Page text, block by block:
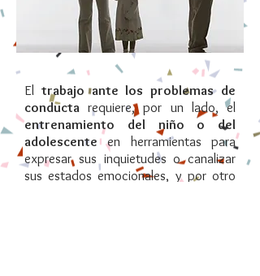
El trabajo ante los problemas de
conducta requiere, por un lado, el
entrenamiento del niño o del
adolescenteen herramientas para
expresar sus inquietudes o canalizar
sus estados emocionales, y por otro